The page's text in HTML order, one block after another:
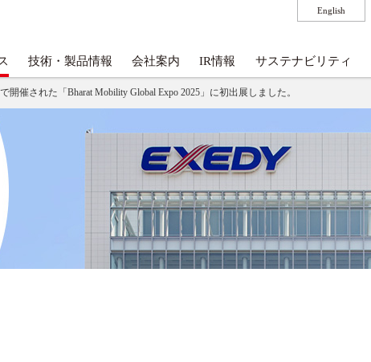
技術・製品情報 会社案内 IR情報 サステナビリティ
English
開催された「Bharat Mobility Global Expo 2025」に初出展しました。